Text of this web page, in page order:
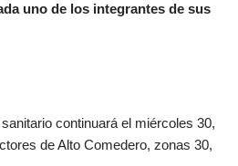
uno de los integrantes de sus
continuará el miércoles 30,
de Alto Comedero, zonas 30,